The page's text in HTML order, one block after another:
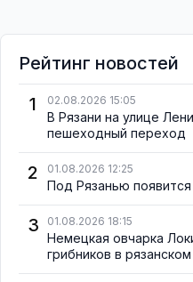
Рейтинг новостей
1
02.08.2026 15:05
В Рязани на улице
пешеходный переход
2 01.08.2026 12:25
Под Рязанью появится
3 01.08.2026 18:15
Немецкая овчарка
грибников в